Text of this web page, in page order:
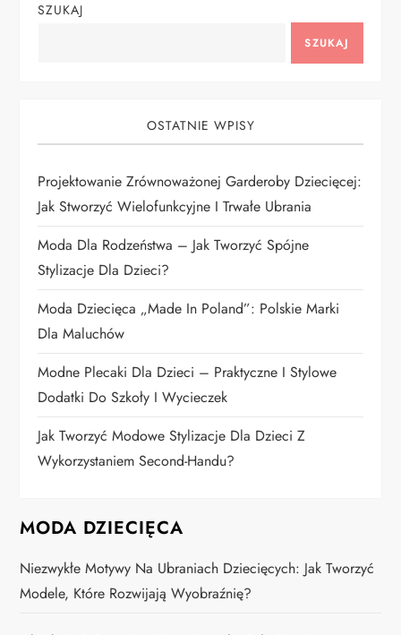
a
a
w
p
i
s
u
SZUKAJ
SZUKAJ
OSTATNIE WPISY
Projektowanie Zrównoważonej Garderoby Dziecięcej:
Jak Stworzyć Wielofunkcyjne I Trwałe Ubrania
Moda Dla Rodzeństwa – Jak Tworzyć Spójne
Stylizacje Dla Dzieci?
Moda Dziecięca „Made In Poland”: Polskie Marki
Dla Maluchów
Modne Plecaki Dla Dzieci – Praktyczne I Stylowe
Dodatki Do Szkoły I Wycieczek
Jak Tworzyć Modowe Stylizacje Dla Dzieci Z
Wykorzystaniem Second-Handu?
MODA DZIECIĘCA
Niezwykłe Motywy Na Ubraniach Dziecięcych: Jak Tworzyć
Modele, Które Rozwijają Wyobraźnię?